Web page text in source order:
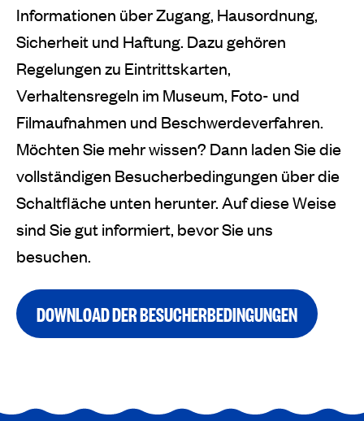
Informationen über Zugang, Hausordnung,
Sicherheit und Haftung. Dazu gehören
Regelungen zu Eintrittskarten,
Verhaltensregeln im Museum, Foto- und
Filmaufnahmen und Beschwerdeverfahren.
Möchten Sie mehr wissen? Dann laden Sie die
vollständigen Besucherbedingungen über die
Schaltfläche unten herunter. Auf diese Weise
sind Sie gut informiert, bevor Sie uns
besuchen.
DOWNLOAD DER BESUCHERBEDINGUNGEN